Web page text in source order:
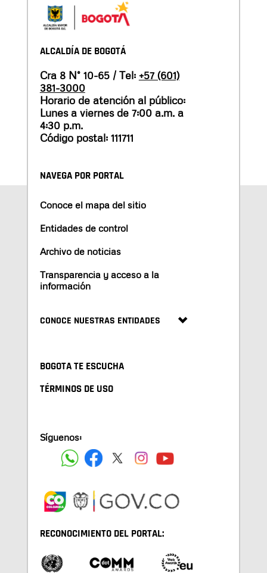
ALCALDÍA DE BOGOTÁ
Cra 8 N° 10-65 / Tel: +57 (601)
381-3000
Horario de atención al público:
Lunes a viernes de 7:00 a.m. a
4:30 p.m.
Código postal: 111711
NAVEGA POR PORTAL
Conoce el mapa del sitio
Entidades de control
Archivo de noticias
Transparencia y acceso a la
información
CONOCE NUESTRAS ENTIDADES
BOGOTA TE ESCUCHA
TÉRMINOS DE USO
Síguenos:
RECONOCIMIENTO DEL PORTAL: